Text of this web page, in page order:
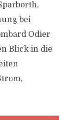
bei
Odier
Blick in die